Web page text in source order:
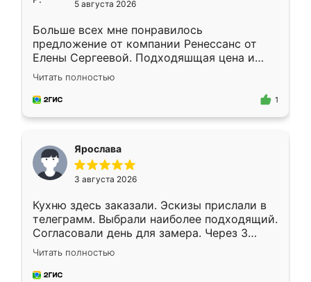
5 августа 2026
Больше всех мне понравилось
предложение от компании Ренессанс от
Елены Сергеевой. Подходяшщая цена и
короткие сроки изготовления. Приехавший
для замера сотрудник Владислав
предложил по моему эскизу самый
Читать полностью
1
Ярослава
3 августа 2026
Кухню здесь заказали. Эскизы прислали в
телеграмм. Выбрали наиболее подходящий.
Согласовали день для замера. Через 3
недели кухня была уже готова. Остались
довольны работой. Спасибо Ренессанс
мебель за качественную работу!
Читать полностью